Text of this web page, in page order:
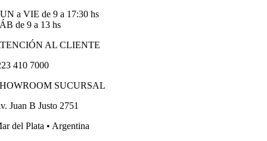
a VIE de 9 a 17:30 hs
de 9 a 13 hs
AL CLIENTE
410 7000
SUCURSAL
Juan B Justo 2751
del Plata • Argentina